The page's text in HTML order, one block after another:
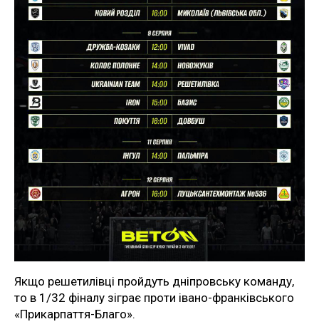
Якщо решетилівці пройдуть дніпровську команду,
то в 1/32 фіналу зіграє проти івано-франківського
«Прикарпаття-Благо».